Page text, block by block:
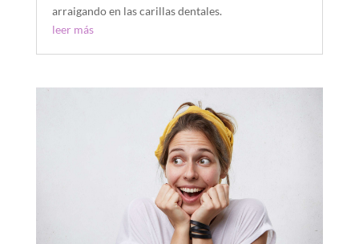
arraigando en las carillas dentales.
leer más